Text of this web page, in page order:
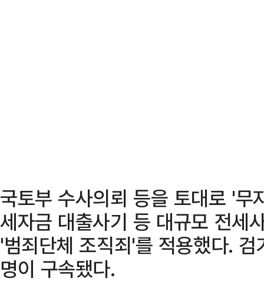
국토부 수사의뢰 등을 토대로 '
세자금 대출사기 등 대규모 전세
'범죄단체 조직죄'를 적용했다.
명이 구속됐다.